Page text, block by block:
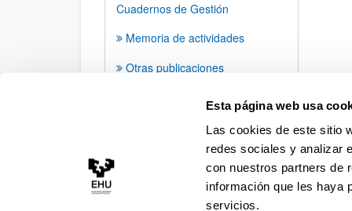
Esta página web usa
Las cookies de este sitio
redes sociales y analizar
con nuestros partners de
información que les haya
servicios.
Cuadernos de Gestión
Memoria de actividades
Otras publicaciones
Apariciones en prensa